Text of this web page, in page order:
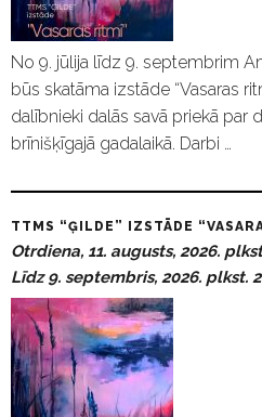
No 9. jūlija līdz 9. septembrim
būs skatāma izstāde “Vasaras
dalībnieki dalās savā priekā par
brīnišķīgajā gadalaikā. Darbi …
TTMS “ĢILDE” IZSTĀDE
Otrdiena, 11. augusts, 2026.
Līdz 9. septembris, 2026. plkst.